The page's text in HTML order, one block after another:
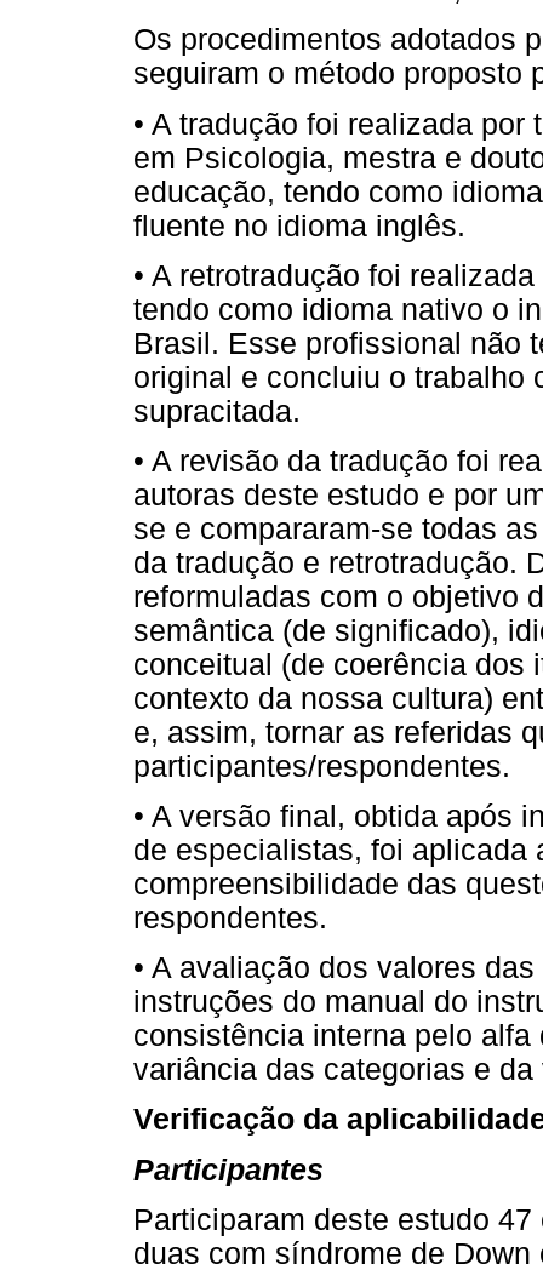
Os procedimentos adotados
seguiram o método proposto
• A tradução foi realizada
em Psicologia, mestra e
educação, tendo como
fluente no idioma inglês.
• A retrotradução foi
tendo como idioma nativo o
Brasil. Esse profissional não
original e concluiu o trabalho
supracitada.
• A revisão da tradução foi
autoras deste estudo e por
se e compararam-se todas
da tradução e retrotradução.
reformuladas com o objetivo
semântica (de significado),
conceitual (de coerência dos
contexto da nossa cultura)
e, assim, tornar as referidas
participantes/respondentes.
• A versão final, obtida após
de especialistas, foi aplicada
compreensibilidade das
respondentes.
• A avaliação dos valores
instruções do manual do
consistência interna pelo
variância das categorias e
Verificação da
Participantes
Participaram deste estudo
duas com síndrome de